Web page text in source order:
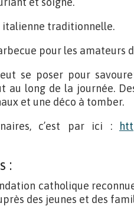
italienne traditionnelle.
pour les amateurs
se poser pour
au long de la journée.
et une déco à tomber.
c’est par ici :
:
catholique
des jeunes et des